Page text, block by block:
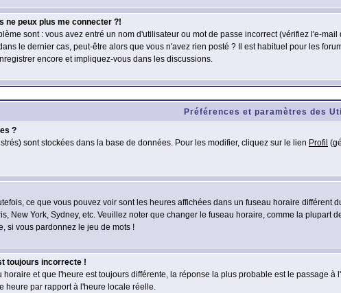
ne peux plus me connecter ?!
sont : vous avez entré un nom d'utilisateur ou mot de passe incorrect (vérifiez l'e-
le dernier cas, peut-être alors que vous n'avez rien posté ? Il est habituel pour les
encore et impliquez-vous dans les discussions.
Préférences et paramètres des
?
sont stockées dans la base de données. Pour les modifier, cliquez sur le lien Profil
ce que vous pouvez voir sont les heures affichées dans un fuseau horaire
New York, Sydney, etc. Veuillez noter que changer le fuseau horaire, comme la
si vous pardonnez le jeu de mots !
toujours incorrecte !
et que l'heure est toujours différente, la réponse la plus probable est le passage
heure par rapport à l'heure locale réelle.